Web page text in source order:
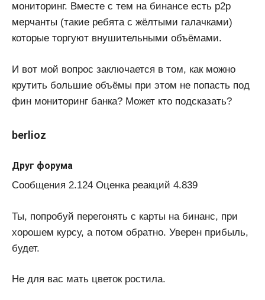
мониторинг. Вместе с тем на бинансе есть p2p
мерчанты (такие ребята с жёлтыми галачками)
которые торгуют внушительными объёмами.
И вот мой вопрос заключается в том, как можно
крутить большие объёмы при этом не попасть под
фин мониторинг банка? Может кто подсказать?
berlioz
Друг форума
Сообщения 2.124 Оценка реакций 4.839
Ты, попробуй перегонять с карты на бинанс, при
хорошем курсу, а потом обратно. Уверен прибыль,
будет.
Не для вас мать цветок ростила.